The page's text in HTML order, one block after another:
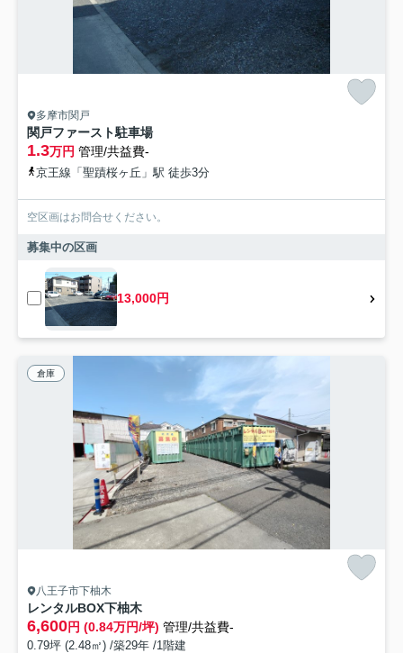
多摩市関戸
関戸ファースト駐車場
1.3万円 管理/共益費-
京王線「聖蹟桜ヶ丘」駅 徒歩3分
空区画はお問合せください。
募集中の区画
13,000円
倉庫
八王子市下柚木
レンタルBOX下柚木
6,600円 (0.84万円/坪) 管理/共益費-
0.79坪 (2.48㎡) /築29年 /1階建